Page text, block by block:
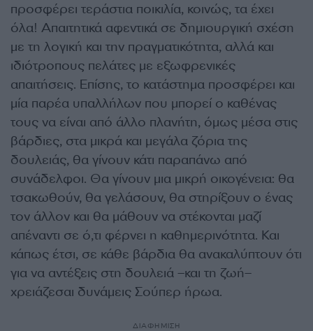
προσφέρει τεράστια ποικιλία, κοινώς, τα έχει
όλα! Απαιτητικά αφεντικά σε δημιουργική σχέση
με τη λογική και την πραγματικότητα, αλλά και
ιδιότροπους πελάτες με εξωφρενικές
απαιτήσεις. Επίσης, το κατάστημα προσφέρει και
μία παρέα υπαλλήλων που μπορεί ο καθένας
τους να είναι από άλλο πλανήτη, όμως μέσα στις
βάρδιες, στα μικρά και μεγάλα ζόρια της
δουλειάς, θα γίνουν κάτι παραπάνω από
συνάδελφοι. Θα γίνουν μια μικρή οικογένεια: θα
τσακωθούν, θα γελάσουν, θα στηρίξουν ο ένας
τον άλλον και θα μάθουν να στέκονται μαζί
απέναντι σε ό,τι φέρνει η καθημερινότητα. Και
κάπως έτσι, σε κάθε βάρδια θα ανακαλύπτουν ότι
για να αντέξεις στη δουλειά –και τη ζωή–
χρειάζεσαι δυνάμεις Σούπερ ήρωα.
ΔΙΑΦΗΜΙΣΗ